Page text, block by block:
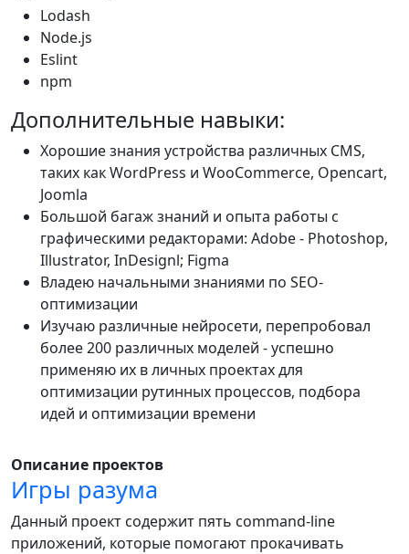
Lodash
Node.js
Eslint
npm
Дополнительные навыки:
Хорошие знания устройства различных CMS,
таких как WordPress и WooCommerce, Opencart,
Joomla
Большой багаж знаний и опыта работы с
графическими редакторами: Adobe - Photoshop,
Illustrator, InDesignl; Figma
Владею начальными знаниями по SEO-
оптимизации
Изучаю различные нейросети, перепробовал
более 200 различных моделей - успешно
применяю их в личных проектах для
оптимизации рутинных процессов, подбора
идей и оптимизации времени
Описание проектов
Игры разума
Данный проект содержит пять command-line
приложений, которые помогают прокачивать